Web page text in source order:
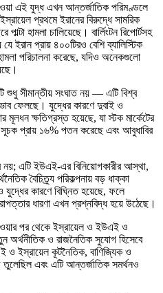
এই যুদ্ধ এখন আন্তর্জাতিক পরিমণ্ডলে
প্রথমে ইরানের বিরুদ্ধে সামরিক
হামলা চালিয়েছে। বার্লিংটন রিপোর্টসহ
ইরান প্রায় ৪০০টিরও বেশি ব্যালিস্টিক
পরিচালনা করেছে, যদিও অনেকগুলো
শুধু সীমান্তীয় সংঘাত নয় — এটি বিশ্ব
ফেলছে। যুদ্ধের কারণে দুবাই ও
মূলধন ক্ষতিগ্রস্ত হয়েছে, যা স্টক মার্কেটের
প্রায় ১৬% পতন করেছে এবং আবুধাবির
নয়; এটি ইউএই‑এর বিনিয়োগকারীর আস্থা,
বৈচিত্র্য পরিকল্পনায় বড় ধাক্কা
যুদ্ধের কারণে বিঘ্নিত হয়েছে, ফলে
ধারণা এখন প্রশ্নবিদ্ধ হয়ে উঠেছে।
পর থেকে ইস্রায়েল ও ইউএই ও
অর্থনীতিক ও রাজনৈতিক সুযোগ হিসেবে
ও ইস্রায়েল কূটনৈতিক, বাণিজ্যিক ও
এবং এটি আন্তর্জাতিক সমর্থনও